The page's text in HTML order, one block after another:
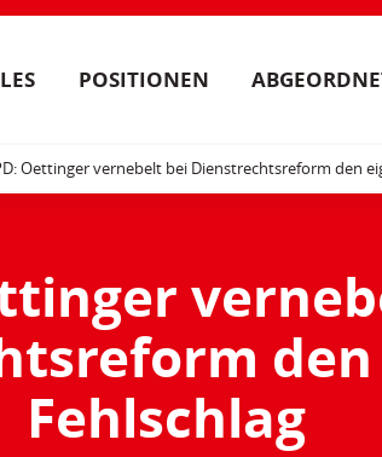
POSITIONEN
Oettinger vernebelt bei Dienstrechtsreform den
Fehlschlag